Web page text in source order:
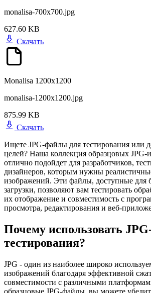
monalisa-700x700.jpg
627.60 KB
Скачать
Monalisa 1200x1200
monalisa-1200x1200.jpg
875.99 KB
Скачать
Ищете JPG-файлы для тестирования или
целей? Наша коллекция образцовых JPG-
отлично подойдет для разработчиков,
дизайнеров, которым нужны
изображений. Эти файлы, доступные для
загрузки, позволяют вам тестировать
их отображение и совместимость с
просмотра, редактирования и веб-
Почему использовать
тестирования?
JPG - один из наиболее широко
изображений благодаря эффективной
совместимости с различными
образцовые JPG-файлы, вы можете